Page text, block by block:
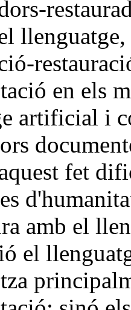
llenguatge,
en els
artificial i
fet
amb el
el